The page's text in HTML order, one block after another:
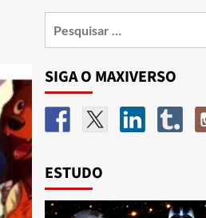
SIGA O MAXIVERSO
ESTUDO